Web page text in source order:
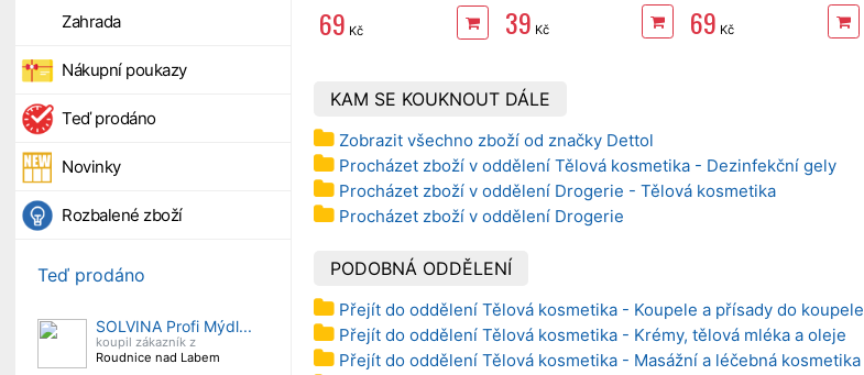
Zahrada
Nákupní poukazy
Teď prodáno
Novinky
Rozbalené zboží
Teď prodáno
SOLVINA Profi Mýdl...
koupil zákazník z
Roudnice nad Labem
69 Kč 39 Kč 69 Kč
KAM SE KOUKNOUT DÁLE
Zobrazit všechno zboží od značky Dettol
Procházet zboží v oddělení Tělová kosmetika - Dezinfekční gely
Procházet zboží v oddělení Drogerie - Tělová kosmetika
Procházet zboží v oddělení Drogerie
PODOBNÁ ODDĚLENÍ
Přejít do oddělení Tělová kosmetika - Koupele a přísady do koupele
Přejít do oddělení Tělová kosmetika - Krémy, tělová mléka a oleje
Přejít do oddělení Tělová kosmetika - Masážní a léčebná kosmetika